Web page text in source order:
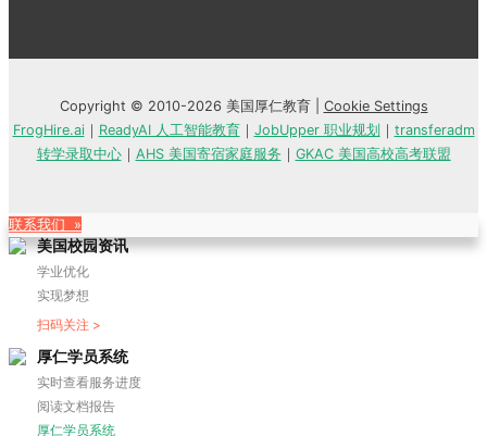
Copyright © 2010-2026 美国厚仁教育 | Cookie Settings
FrogHire.ai｜ ReadyAI 人工智能教育｜ JobUpper 职业规划 ｜ transferadm
转学录取中心｜ AHS 美国寄宿家庭服务 ｜ GKAC 美国高校高考联盟
联系我们 »
美国校园资讯
学业优化
实现梦想
扫码关注 >
厚仁学员系统
实时查看服务进度
阅读文档报告
厚仁学员系统